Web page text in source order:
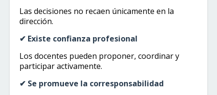
Las decisiones no recaen únicamente en la
dirección.
✔ Existe confianza profesional
Los docentes pueden proponer, coordinar y
participar activamente.
✔ Se promueve la corresponsabilidad